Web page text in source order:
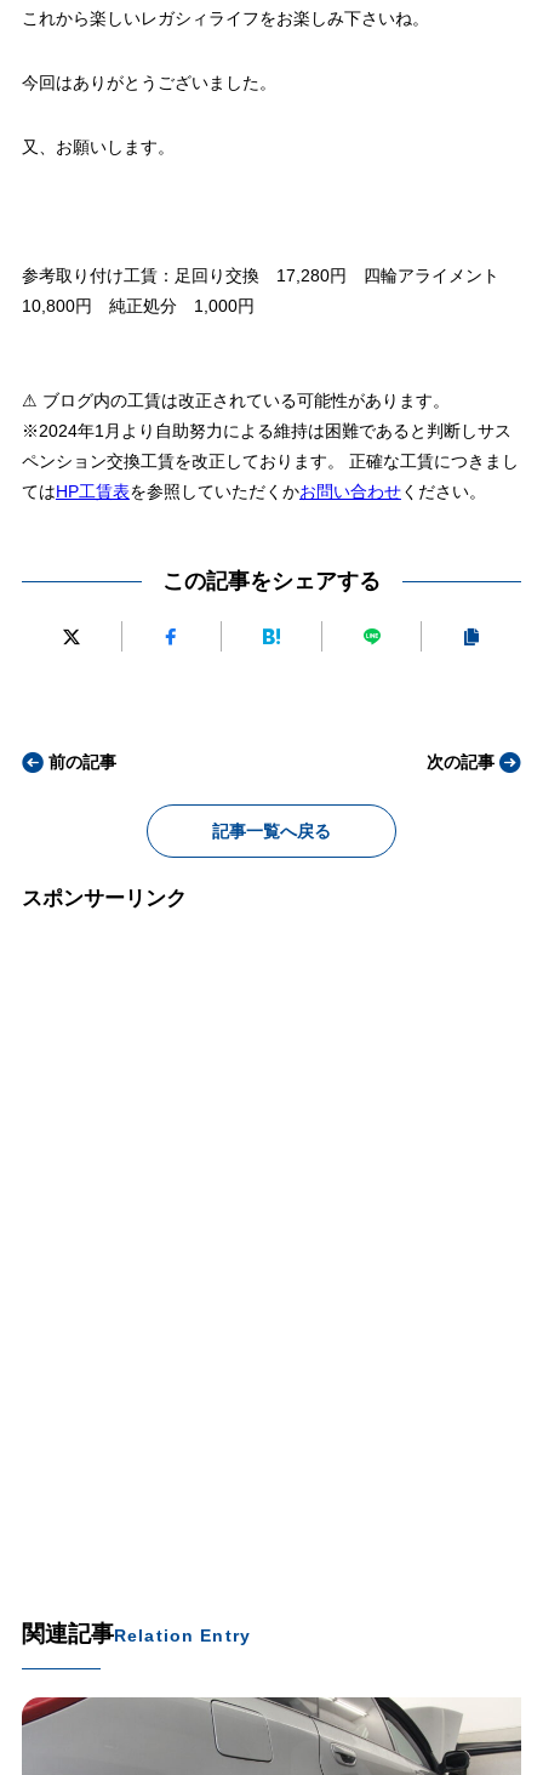
これから楽しいレガシィライフをお楽しみ下さいね。
今回はありがとうございました。
又、お願いします。
参考取り付け工賃：足回り交換 17,280円 四輪アライメント
10,800円 純正処分 1,000円
⚠ ブログ内の工賃は改正されている可能性があります。
※2024年1月より自助努力による維持は困難であると判断しサス
ペンション交換工賃を改正しております。 正確な工賃につきまし
てはHP工賃表を参照していただくかお問い合わせください。
この記事をシェアする
前の記事
記事一覧へ戻る
次の記事
スポンサーリンク
関連記事Relation Entry